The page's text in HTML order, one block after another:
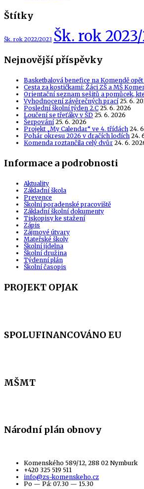
Štítky
Šk. rok 2022/2023 Šk. rok
Nejnovější příspěvky
Basketbalová benefice na Komendě
Cesta za kostičkami: Žáci ZŠ a MŠ
Orientační seznam sešitů a pomůcek,
Vyhodnocení závěrečných prací 25. 6.
Poslední školní týden 2.C 25. 6. 2026
Loučení se třeťáky v ŠD 25. 6. 2026
Šerpování 25. 6. 2026
Projekt „My Calendar“ ve 4. třídách 24.
Pohár okresu 2026 v dračích lodích 24.
Komenda roztančila celý dvůr 24. 6.
Informace a podrobnosti
Aktuality
Základní škola
Prevence
Školní poradenské pracoviště
Základní školní dokumenty
Tiskopisy ke stažení
Zápis
Zájmové útvary
Mateřské školy
Školní jídelna
Školní družina
Týdenní plán
Školní časopis
PROJEKT OPJAK
SPOLUFINANCOVÁNO EU
MŠMT
Národní plán obnovy
Komenského 589/12, 288 02 Nymburk
+420 325 519 511
info@zs-komenskeho.cz
Po — Pá: 07.30 — 15.30